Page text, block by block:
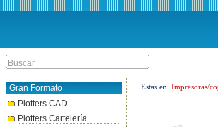
Gran Formato
Plotters CAD
Plotters Cartelería
Estas en: Impresoras/